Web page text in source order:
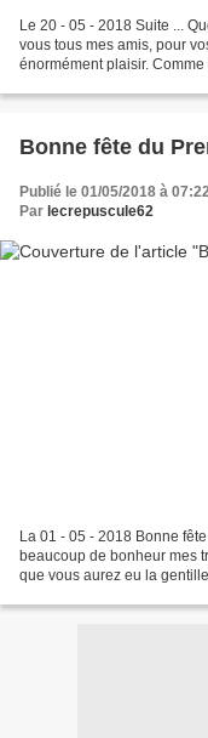
Le 20 - 05 - 2018 Suite ...
vous tous mes amis, pour
énormément plaisir.
Bonne fête du
Publié le 01/05/2018 à
Par lecrepuscule62
La 01 - 05 - 2018 Bonne
beaucoup de bonheur mes
que vous aurez eu la